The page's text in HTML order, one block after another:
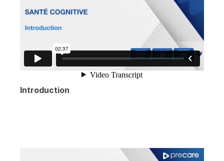
Introduction